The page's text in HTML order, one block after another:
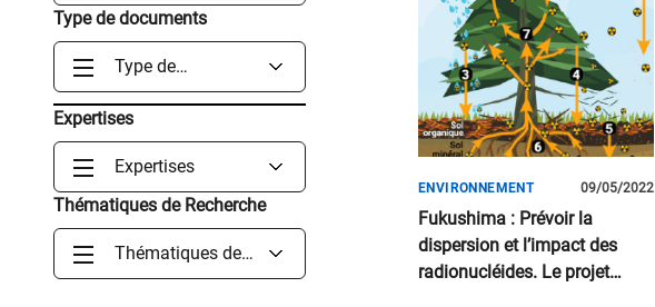
Type de documents
Type de
documents
Expertises
Expertises
Thématiques de Recherche
Thématiques de
Recherche
Fukushima : Prévoir la
dispersion et l’impact des
radionucléides. Le projet
ENVIRONNEMENT 09/05/2022